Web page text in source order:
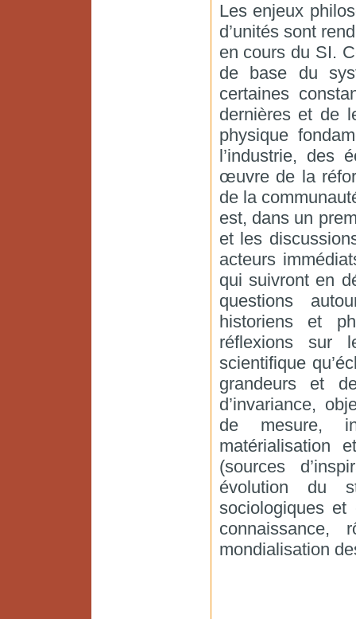
Les enjeux
d’unités sont
en cours du SI.
de base du
certaines
dernières et de
physique
l’industrie, des
œuvre de la
de la
est, dans un
et les
acteurs
qui suivront en
questions
historiens et
réflexions sur
scientifique
grandeurs et
d’invariance,
de mesure,
matérialisation
(sources
évolution du
sociologiques et
mondialisation